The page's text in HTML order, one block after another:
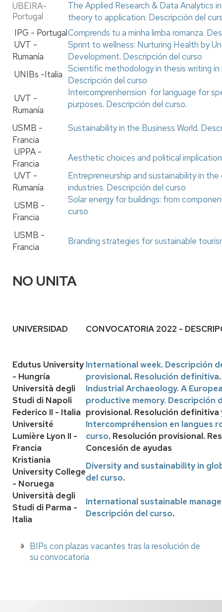
UBEIRA-
Portugal
The Applied Research & Data Analytics
theory to application. Descripción del
IPG - PortugalComprends tu a minha limba romanza.
UVT -
Rumanía
Sprint to wellness: Nurturing Health by
Development. Descripción del curso
UNIBs -Italia
Scientific methodology in thesis writing
Descripción del curso
UVT -
Rumanía
Intercomprenhension for language for
purposes. Descripción del curso.
USMB -
Francia
Sustainability in the Business World.
UPPA -
Francia
Aesthetic choices and political
UVT -
Rumanía
Entrepreneurship and sustainability in
industries. Descripción del curso
USMB -
Francia
Solar energy for buildings: from
curso
USMB -
Francia
Branding strategies for sustainable
NO UNITA
UNIVERSIDAD CONVOCATORIA 2022 -
Edutus University
- Hungría
International week. Descripción
provisional. Resolución definitiva
Università degli
Studi di Napoli
Federico II - Italia
Industrial Archaeology. A
productive memory. Descripción
provisional. Resolución definitiva
Université
Lumière Lyon II -
Francia
Intercompréhension en langues
curso. Resolución provisional.
Concesión de ayudas
Kristiania
University College
- Noruega
Diversity and sustainability in
del curso.
Università degli
Studi di Parma -
Italia
International sustainable
Descripción del curso.
BIPs con plazas vacantes tras la resolución de
su convocatoria